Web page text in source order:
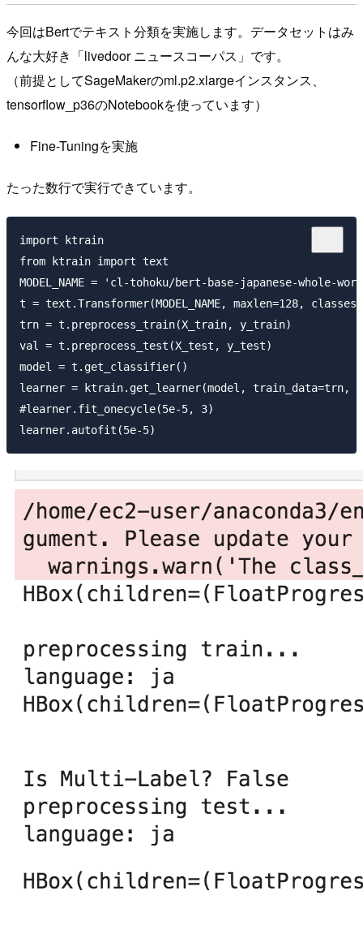
今回はBertでテキスト分類を実施します。データセットはみ
んな大好き「livedoor ニュースコーパス」です。
（前提としてSageMakerのml.p2.xlargeインスタンス、
tensorflow_p36のNotebookを使っています）
Fine-Tuningを実施
たった数行で実行できています。
import ktrain
from ktrain import text
MODEL_NAME = 'cl-tohoku/bert-base-japanese-whole-
t = text.Transformer(MODEL_NAME, maxlen=128,
trn = t.preprocess_train(X_train, y_train)
val = t.preprocess_test(X_test, y_test)
model = t.get_classifier()
learner = ktrain.get_learner(model, train_data=trn,
#learner.fit_onecycle(5e-5, 3)